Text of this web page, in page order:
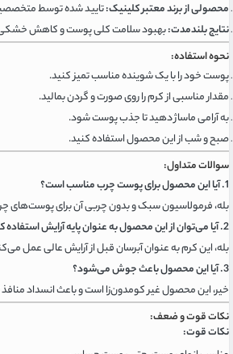
محصولی از برند معتبر کلینیک:تایید شده توسط
نتایج بلندمدت:بهبود سلامت کلی پوست و کاهش
نحوه استفاده:
پوست خود را با یک شوینده مناسب تمیز کنید.
مقدار مناسبی از کرم را روی صورت و گردن بمالید.
به آرامی ماساژ دهید تا جذب پوست شود.
صبح و شب از این محصول استفاده کنید.
سوالات متداول:
1. آیا این محصول برای پوست چرب مناسب است؟
بله، فرمولاسیون سبک و بدون چربی آن برای پوست‌های
2. آیا می‌توان از این محصول به عنوان پایه آرایش استفاده کرد؟
بله، این کرم به عنوان آبرسان قبل از آرایش عالی عمل
3. آیا این محصول باعث جوش می‌شود؟
خیر، این محصول غیر کومدون‌زا است و باعث انسداد
نکات قوت و ضعف:
نکات قوت: